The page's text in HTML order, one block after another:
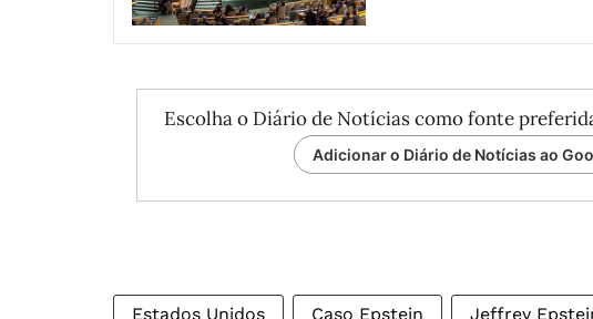
Escolha o Diário de Notícias como fonte
Adicionar o Diário de Notícias ao
Estados Unidos Caso Epstein Jeffrey